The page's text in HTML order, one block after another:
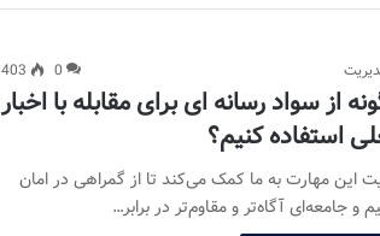
0
403
از سواد رسانه ای برای مقابله با اخبار
استفاده کنیم؟
این مهارت به ما کمک می‌کند تا از گمراهی در امان
و جامعه‌ای آگاه‌تر و مقاوم‌تر در برابر…